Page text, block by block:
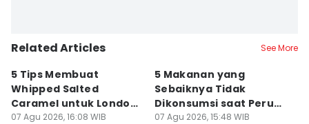
Related Articles See More
5 Tips Membuat
Whipped Salted
Caramel untuk London
Chocolate Cake
07 Agu 2026, 16:08 WIB
5 Makanan yang
Sebaiknya Tidak
Dikonsumsi saat Perut
Kosong
07 Agu 2026, 15:48 WIB